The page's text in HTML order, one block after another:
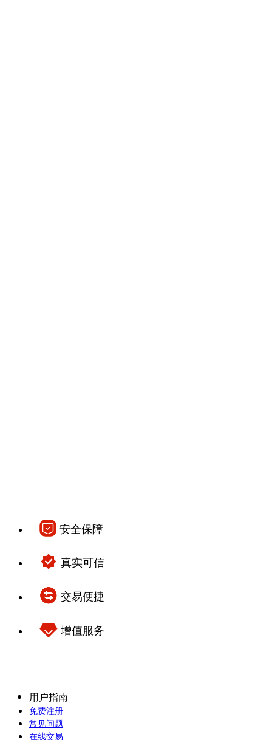
安全保障
真实可信
交易便捷
增值服务
用户指南
免费注册
常见问题
在线交易